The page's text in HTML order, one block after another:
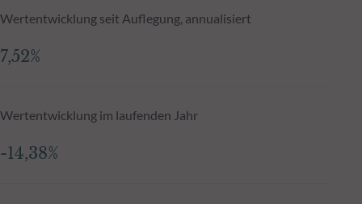
Wertentwicklung seit Auflegung, annualisiert
7,52%
Wertentwicklung im laufenden Jahr
-14,38%